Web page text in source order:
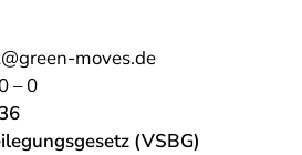
moves.de
– 0
(VSBG)